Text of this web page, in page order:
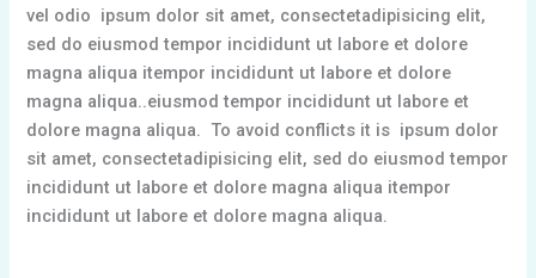
vel odio ipsum dolor sit amet, consectetadipisicing elit,
sed do eiusmod tempor incididunt ut labore et dolore
magna aliqua itempor incididunt ut labore et dolore
magna aliqua..eiusmod tempor incididunt ut labore et
dolore magna aliqua. To avoid conflicts it is ipsum dolor
sit amet, consectetadipisicing elit, sed do eiusmod tempor
incididunt ut labore et dolore magna aliqua itempor
incididunt ut labore et dolore magna aliqua.